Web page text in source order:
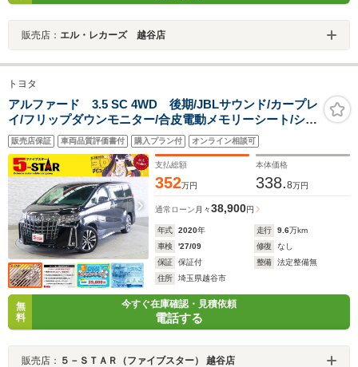
販売店： エル・レカーズ 越谷店
トヨタ
アルファード 3.5 SC 4WD 後期/JBLサウンド/カープレ
イ/フリップダウンモニター/合皮電動メモリーシート/シー
トヒーター/HUD/トヨタセーフティセンス/レーダークル
コン/パーキングアシスト/アラウンドビューモニター
販売店保証 車両品質評価書付 購入プラン付 オンライン相談可
支払総額
352万円
本体価格
338.8万円
通常ローン 月々38,900円
年式 2020年 走行 9.6万km
車検
'27/09 修復
なし
保証
保証付 整備
法定整備無
住所
埼玉県越谷市
無
料
今すぐ在庫確認・見積依頼
電話する
販売店： ５－ＳＴＡＲ（ファイブスター） 越谷店